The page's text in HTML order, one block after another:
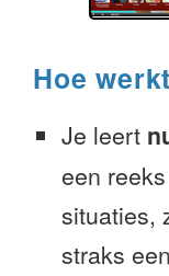
Hoe
Je leert
een
situaties,
straks